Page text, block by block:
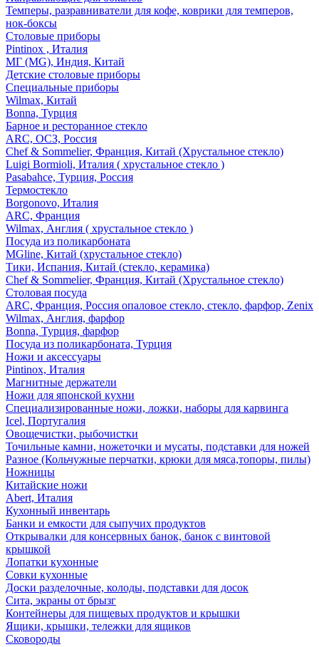
Темперы, разравниватели для кофе, коврики для темперов,
нок-боксы
Столовые приборы
Pintinox , Италия
МГ (MG), Индия, Китай
Детские столовые приборы
Специальные приборы
Wilmax, Китай
Bonna, Турция
Барное и ресторанное стекло
ARC, ОСЗ, Россия
Chef & Sommelier, Франция, Китай (Хрустальное стекло)
Luigi Bormioli, Италия ( хрустальное стекло )
Pasabahce, Турция, Россия
Термостекло
Borgonovo, Италия
ARC, Франция
Wilmax, Англия ( хрустальное стекло )
Посуда из поликарбоната
MGline, Китай (хрустальное стекло)
Тики, Испания, Китай (стекло, керамика)
Chef & Sommelier, Франция, Китай (Хрустальное стекло)
Столовая посуда
ARC, Франция, Россия опаловое стекло, стекло, фарфор, Zenix
Wilmax, Англия, фарфор
Bonna, Турция, фарфор
Посуда из поликарбоната, Турция
Ножи и аксессуары
Pintinox, Италия
Магнитные держатели
Ножи для японской кухни
Специализированные ножи, ложки, наборы для карвинга
Icel, Португалия
Овощечистки, рыбочистки
Точильные камни, ножеточки и мусаты, подставки для ножей
Разное (Кольчужные перчатки, крюки для мяса,топоры, пилы)
Ножницы
Китайские ножи
Abert, Италия
Кухонный инвентарь
Банки и емкости для сыпучих продуктов
Открывалки для консервных банок, банок с винтовой
крышкой
Лопатки кухонные
Совки кухонные
Доски разделочные, колоды, подставки для досок
Сита, экраны от брызг
Контейнеры для пищевых продуктов и крышки
Ящики, крышки, тележки для ящиков
Сковороды